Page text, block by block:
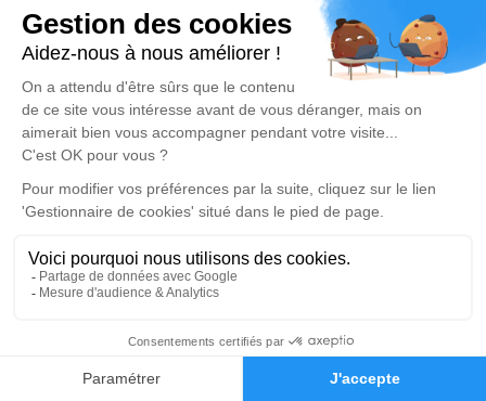
Faire-part Hommages
une anecdote ou exprimer vos pensées à travers des
poèmes ou des textes. Cet endroit est un lieu
d'expression dédié à honorer la mémoire d’Annick
RIOUX.
Un service de plantation d’arbre hommage est
disponible ici.
Je rends hommage
Cérémonie religieuse
Église Saint Ouen d'Harcourt
27800 Harcourt